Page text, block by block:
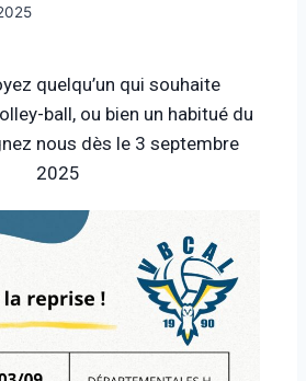
quelqu’un qui souhaite
ball, ou bien un habitué du
nous dès le 3 septembre
2025